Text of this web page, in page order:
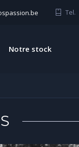
Tel.
Notre stock